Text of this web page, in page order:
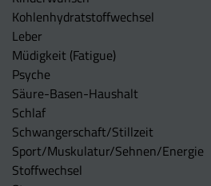
Kohlenhydratstoffwechsel
Leber
Müdigkeit (Fatigue)
Psyche
Säure-Basen-Haushalt
Schlaf
Schwangerschaft/Stillzeit
Sport/Muskulatur/Sehnen/Energie
Stoffwechsel